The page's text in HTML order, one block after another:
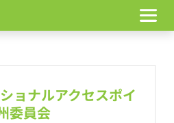
ョナルアクセスポイ
委員会